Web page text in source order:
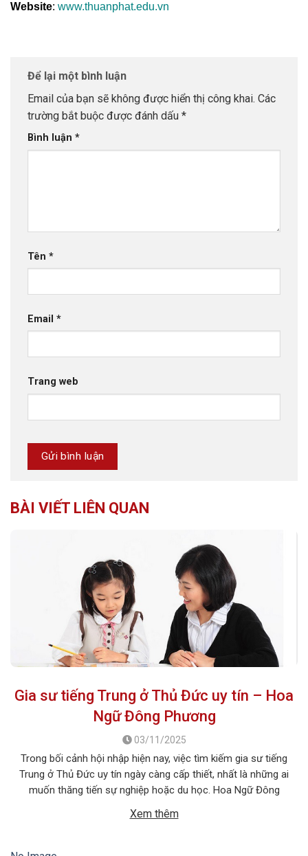
Website: www.thuanphat.edu.vn
Để lại một bình luận
Email của bạn sẽ không được hiển thị công khai. Các
trường bắt buộc được đánh dấu *
Bình luận *
Tên *
Email *
Trang web
BÀI VIẾT LIÊN QUAN
Gia sư tiếng Trung ở Thủ Đức uy tín – Hoa
Ngữ Đông Phương
03/11/2025
Trong bối cảnh hội nhập hiện nay, việc tìm kiếm gia sư tiếng
Trung ở Thủ Đức uy tín ngày càng cấp thiết, nhất là những ai
muốn thăng tiến sự nghiệp hoặc du học. Hoa Ngữ Đông
lượng giảng dạy vượt trội, giúp […]
Xem thêm